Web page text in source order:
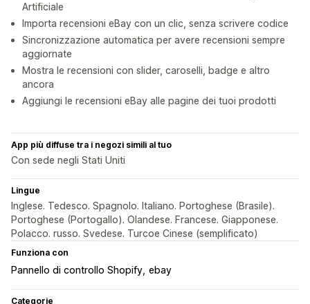
Artificiale
Importa recensioni eBay con un clic, senza scrivere codice
Sincronizzazione automatica per avere recensioni sempre
aggiornate
Mostra le recensioni con slider, caroselli, badge e altro
ancora
Aggiungi le recensioni eBay alle pagine dei tuoi prodotti
App più diffuse tra i negozi simili al tuo
Con sede negli Stati Uniti
Lingue
Inglese. Tedesco. Spagnolo. Italiano. Portoghese (Brasile).
Portoghese (Portogallo). Olandese. Francese. Giapponese.
Polacco. russo. Svedese. Turcoe Cinese (semplificato)
Funziona con
Pannello di controllo Shopify ebay
Categorie